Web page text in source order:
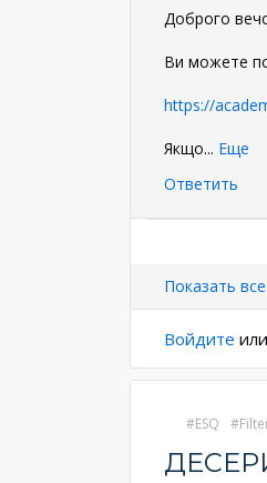
Доброго
Ви можете
https://
Якщо... Еще
Ответить
страниц
Показать
Войдите или
ESQ